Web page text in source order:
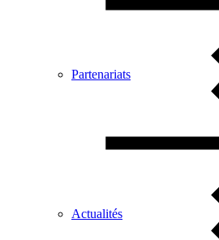
Partenariats
Actualités